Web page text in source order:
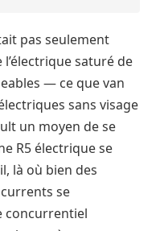
pas seulement
saturé de
— ce que van
sans visage
un moyen de se
R5 électrique se
là où bien des
se
concurrentiel